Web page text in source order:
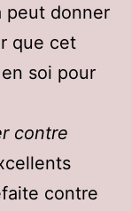
peut donner
que cet
soi pour
contre
contre